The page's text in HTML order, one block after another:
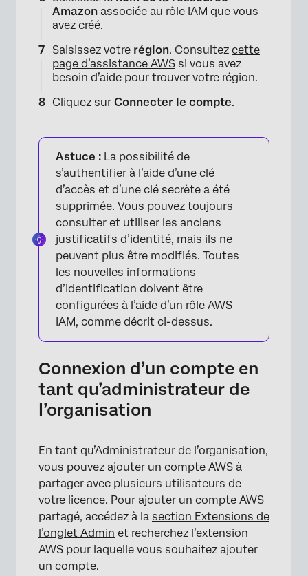
Amazon associée au rôle IAM que vous
avez créé.
Saisissez votre région. Consultez cette
page d’assistance AWS si vous avez
besoin d’aide pour trouver votre région.
Cliquez sur Connecter le compte.
Astuce : La possibilité de
s’authentifier à l’aide d’une clé
d’accès et d’une clé secrète a été
supprimée. Vous pouvez toujours
consulter et utiliser les anciens
justificatifs d’identité, mais ils ne
peuvent plus être modifiés. Toutes
les nouvelles informations
d’identification doivent être
configurées à l’aide d’un rôle AWS
IAM, comme décrit ci-dessus.
Connexion d’un compte en
tant qu’administrateur de
l’organisation
En tant qu’Administrateur de l’organisation,
vous pouvez ajouter un compte AWS à
partager avec plusieurs utilisateurs de
votre licence. Pour ajouter un compte AWS
partagé, accédez à la section Extensions de
l’onglet Admin et recherchez l’extension
AWS pour laquelle vous souhaitez ajouter
un compte.